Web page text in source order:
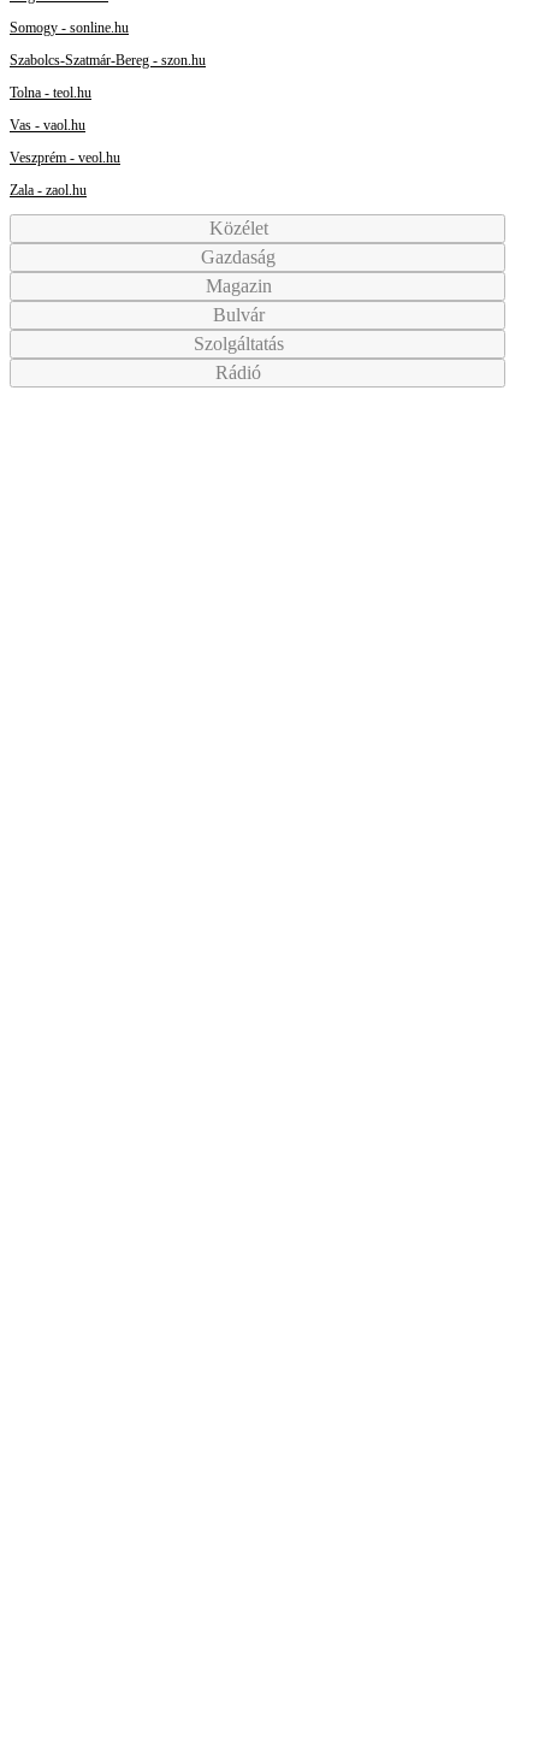
Somogy - sonline.hu
Szabolcs-Szatmár-Bereg - szon.hu
Tolna - teol.hu
Vas - vaol.hu
Veszprém - veol.hu
Zala - zaol.hu
Közélet
Gazdaság
Magazin
Bulvár
Szolgáltatás
Rádió